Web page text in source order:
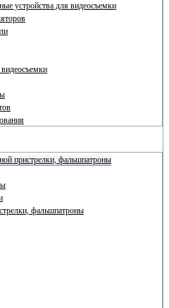
устройства для видеосъемки
пристрелки, фальшпатроны
фальшпатроны